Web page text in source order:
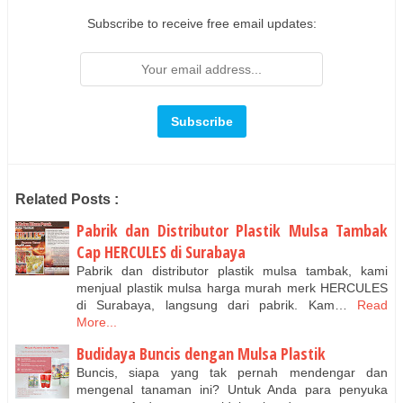
Subscribe to receive free email updates:
Related Posts :
Pabrik dan Distributor Plastik Mulsa Tambak
Cap HERCULES di Surabaya
Pabrik dan distributor plastik mulsa tambak, kami
menjual plastik mulsa harga murah merk HERCULES
di Surabaya, langsung dari pabrik. Kam…
Read
More...
Budidaya Buncis dengan Mulsa Plastik
Buncis, siapa yang tak pernah mendengar dan
mengenal tanaman ini? Untuk Anda para penyuka